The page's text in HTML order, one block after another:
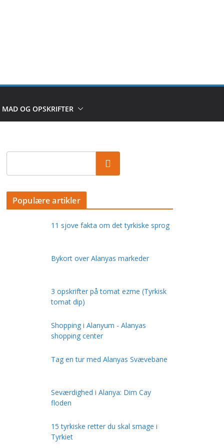
MAD OG OPSKRIFTER
Populære artikler
11 sjove fakta om det tyrkiske sprog
Bykort over Alanyas markeder
3 opskrifter på tomat ezme (Tyrkisk
tomat dip)
Shopping i Alanyum - Alanyas
shopping center
Tag en tur med Alanyas Svævebane
Seværdighed i Alanya: Dim Cay
floden
15 tyrkiske retter du skal smage i
Tyrkiet